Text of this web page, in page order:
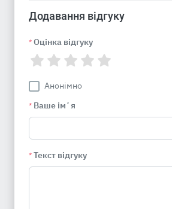
Додавання відгуку
* Оцінка відгуку
Анонімно
* Ваше імʼя
* Текст відгуку